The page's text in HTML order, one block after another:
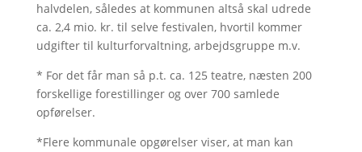
halvdelen, således at kommunen altså skal udrede
ca. 2,4 mio. kr. til selve festivalen, hvortil kommer
udgifter til kulturforvaltning, arbejdsgruppe m.v.
* For det får man så p.t. ca. 125 teatre, næsten 200
forskellige forestillinger og over 700 samlede
opførelser.
*Flere kommunale opgørelser viser, at man kan